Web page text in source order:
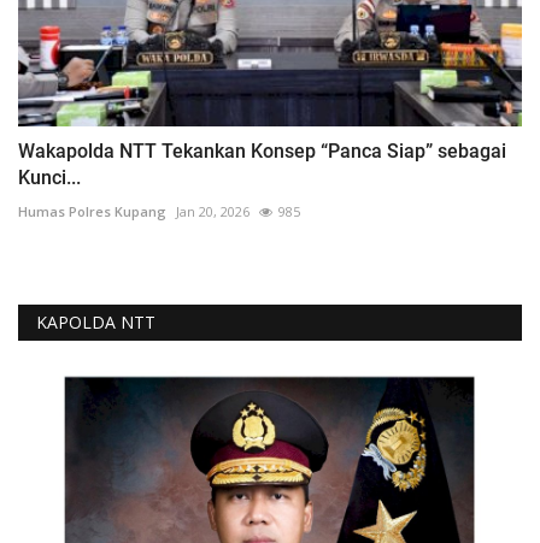
Wakapolda NTT Tekankan Konsep “Panca Siap” sebagai
Kunci...
Humas Polres Kupang Jan 20, 2026 985
KAPOLDA NTT